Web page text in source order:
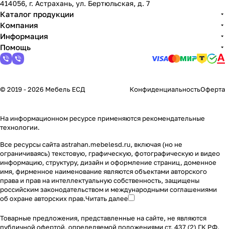
414056, г. Астрахань, ул. Бертюльская, д. 7
Каталог продукции
Компания
Информация
Помощь
© 2019 - 2026 Мебель ЕСД КонфиденциальностьОферта
На информационном ресурсе применяются рекомендательные
технологии.
Все ресурсы сайта astrahan.mebelesd.ru, включая (но не
ограничиваясь) текстовую, графическую, фотографическую и видео
информацию, структуру, дизайн и оформление страниц, доменное
имя, фирменное наименование являются объектами авторского
права и прав на интеллектуальную собственность, защищены
российским законодательством и международными соглашениями
об охране авторских прав.Читать далее
Товарные предложения, представленные на сайте, не являются
публичной офертой, определяемой положениями ст. 437 (2) ГК РФ.